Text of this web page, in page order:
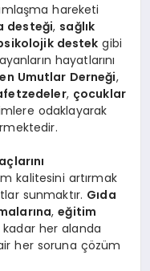
hareketi
desteği, sağlık
destek gibi
hayatlarını
Umutlar Derneği,
, çocuklar
odaklayarak
kalitesini artırmak
sunmaktır. Gıda
,eğitim
kadar her alanda
her soruna çözüm